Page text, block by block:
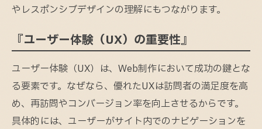
やレスポンシブデザインの理解にもつながります。
『ユーザー体験（UX）の重要性』
ユーザー体験（UX）は、Web制作において成功の鍵とな
る要素です。なぜなら、優れたUXは訪問者の満足度を高
め、再訪問やコンバージョン率を向上させるからです。
具体的には、ユーザーがサイト内でのナビゲーションを